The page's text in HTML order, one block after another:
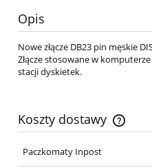
Opis
Nowe złącze DB23 pin męskie
Złącze stosowane w
stacji dyskietek.
Koszty dostawy
Cena nie zawiera
Paczkomaty Inpost